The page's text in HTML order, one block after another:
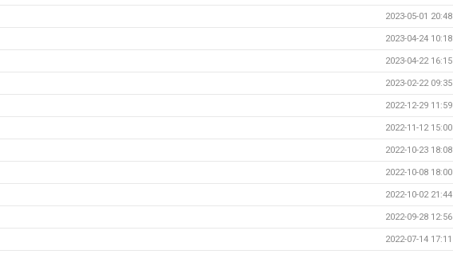
2023-05-01 20:48
2023-04-24 10:18
2023-04-22 16:15
2023-02-22 09:35
2022-12-29 11:59
2022-11-12 15:00
2022-10-23 18:08
2022-10-08 18:00
2022-10-02 21:44
2022-09-28 12:56
2022-07-14 17:11